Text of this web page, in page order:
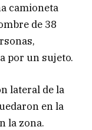
camioneta
de 38
por un sujeto.
lateral de la
en la
la zona.